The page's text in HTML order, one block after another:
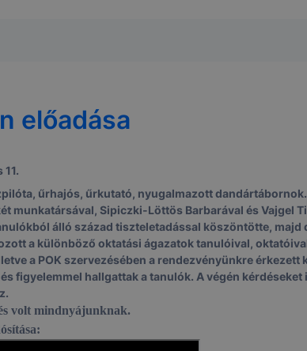
előadása
űrhajós, űrkutató, nyugalmazott dandártábornok.
munkatársával, Sipiczki-Löttös Barbarával és Vajgel
álló század tiszteletadással köszöntötte,
a különböző oktatási ágazatok tanulóival,
a POK szervezésében a rendezvényünkre érkezett
figyelemmel hallgattak a tanulók. A végén kérdéseket
volt mindnyájunknak.